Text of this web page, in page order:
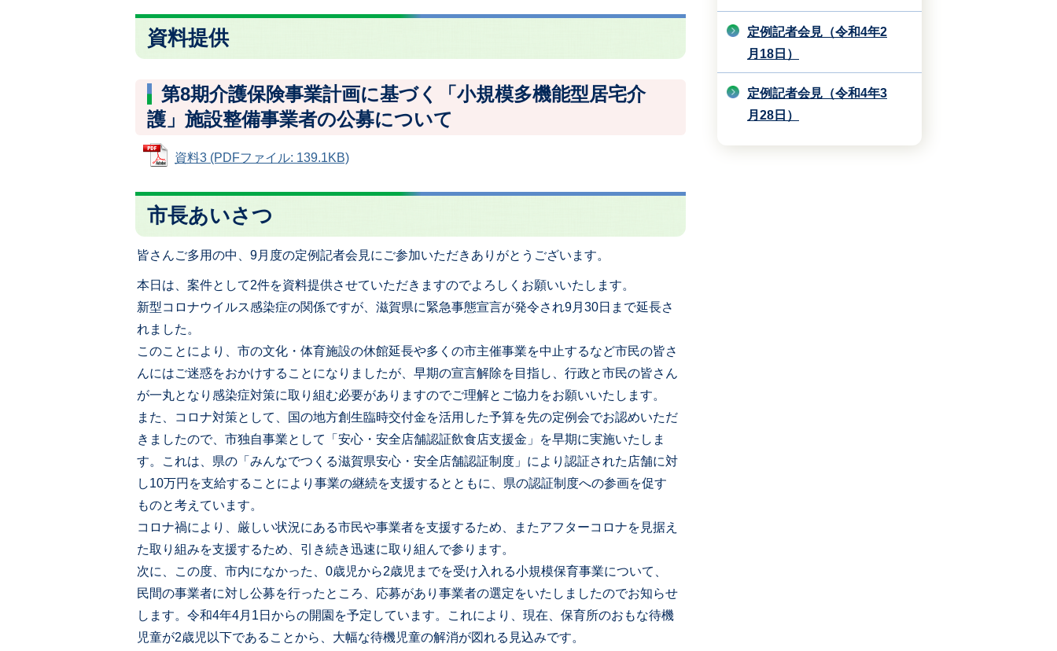
資料提供
第8期介護保険事業計画に基づく「小規模多機能型居宅介
護」施設整備事業者の公募について
資料3 (PDFファイル: 139.1KB)
市長あいさつ
皆さんご多用の中、9月度の定例記者会見にご参加いただきありがとうございます。
本日は、案件として2件を資料提供させていただきますのでよろしくお願いいたします。
新型コロナウイルス感染症の関係ですが、滋賀県に緊急事態宣言が発令され9月30日まで延長さ
れました。
このことにより、市の文化・体育施設の休館延長や多くの市主催事業を中止するなど市民の皆さ
んにはご迷惑をおかけすることになりましたが、早期の宣言解除を目指し、行政と市民の皆さん
が一丸となり感染症対策に取り組む必要がありますのでご理解とご協力をお願いいたします。
また、コロナ対策として、国の地方創生臨時交付金を活用した予算を先の定例会でお認めいただ
きましたので、市独自事業として「安心・安全店舗認証飲食店支援金」を早期に実施いたしま
す。これは、県の「みんなでつくる滋賀県安心・安全店舗認証制度」により認証された店舗に対
し10万円を支給することにより事業の継続を支援するとともに、県の認証制度への参画を促す
ものと考えています。
コロナ禍により、厳しい状況にある市民や事業者を支援するため、またアフターコロナを見据え
た取り組みを支援するため、引き続き迅速に取り組んで参ります。
次に、この度、市内になかった、0歳児から2歳児までを受け入れる小規模保育事業について、
民間の事業者に対し公募を行ったところ、応募があり事業者の選定をいたしましたのでお知らせ
します。令和4年4月1日からの開園を予定しています。これにより、現在、保育所のおもな待機
児童が2歳児以下であることから、大幅な待機児童の解消が図れる見込みです。
定例記者会見（令和4年2
月18日）
定例記者会見（令和4年3
月28日）